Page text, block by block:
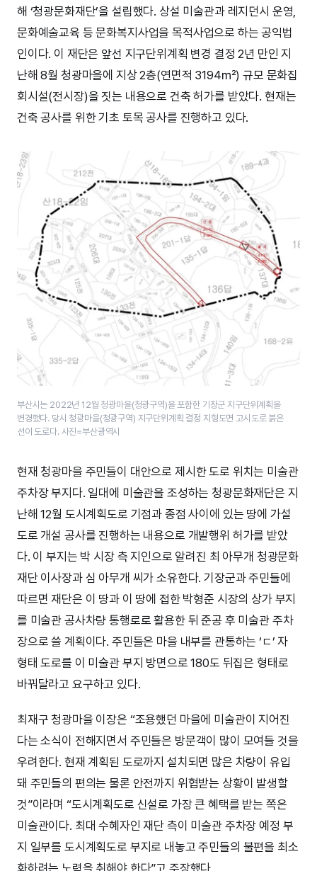
해 ‘청광문화재단’을 설립했다. 상설 미술관과 레지던시 운영,
문화예술교육 등 문화복지사업을 목적사업으로 하는 공익법
인이다. 이 재단은 앞선 지구단위계획 변경 결정 2년 만인 지
난해 8월 청광마을에 지상 2층(연면적 3194㎡) 규모 문화집
회시설(전시장)을 짓는 내용으로 건축 허가를 받았다. 현재는
건축 공사를 위한 기초 토목 공사를 진행하고 있다.
부산시는 2022년 12월 청광마을(청광구역)을 포함한 기장군 지구단위계획을
변경했다. 당시 청광마을(청광구역) 지구단위계획 결정 지형도면 고시도로 붉은
선이 도로다. 사진=부산광역시
현재 청광마을 주민들이 대안으로 제시한 도로 위치는 미술관
주차장 부지다. 일대에 미술관을 조성하는 청광문화재단은 지
난해 12월 도시계획도로 기점과 종점 사이에 있는 땅에 가설
도로 개설 공사를 진행하는 내용으로 개발행위 허가를 받았
다. 이 부지는 박 시장 측 지인으로 알려진 최 아무개 청광문화
재단 이사장과 심 아무개 씨가 소유한다. 기장군과 주민들에
따르면 재단은 이 땅과 이 땅에 접한 박형준 시장의 상가 부지
를 미술관 공사차량 통행로로 활용한 뒤 준공 후 미술관 주차
장으로 쓸 계획이다. 주민들은 마을 내부를 관통하는 ‘ㄷ’ 자
형태 도로를 이 미술관 부지 방면으로 180도 뒤집은 형태로
바꿔달라고 요구하고 있다.
최재구 청광마을 이장은 “조용했던 마을에 미술관이 지어진
다는 소식이 전해지면서 주민들은 방문객이 많이 모여들 것을
우려한다. 현재 계획된 도로까지 설치되면 많은 차량이 유입
돼 주민들의 편의는 물론 안전까지 위협받는 상황이 발생할
것”이라며 “도시계획도로 신설로 가장 큰 혜택를 받는 쪽은
미술관이다. 최대 수혜자인 재단 측이 미술관 주차장 예정 부
지 일부를 도시계획도로 부지로 내놓고 주민들의 불편을 최소
화하려는 노력을 취해야 한다”고 주장했다.